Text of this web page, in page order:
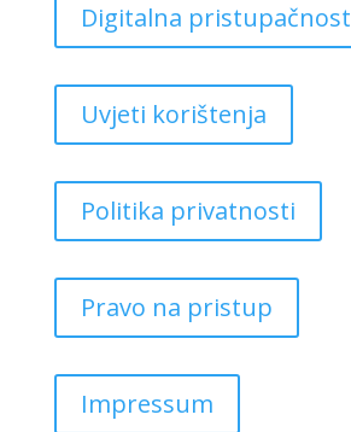
Digitalna pristupačnost
Uvjeti korištenja
Politika privatnosti
Pravo na pristup
Impressum